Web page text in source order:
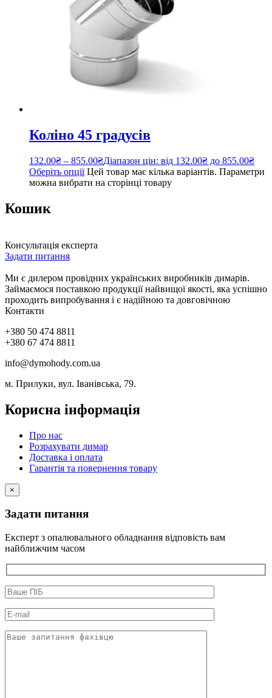
Коліно 45 градусів
132.00₴ – 855.00₴Діапазон цін: від 132.00₴ до 855.00₴
Оберіть опції Цей товар має кілька варіантів. Параметри
можна вибрати на сторінці товару
Кошик
Консультація експерта
Задати питання
Ми є дилером провідних українських виробників димарів.
Займаємося поставкою продукції найвищої якості, яка успішно
проходить випробування і є надійною та довговічною
Контакти
+380 50 474 8811
+380 67 474 8811
info@dymohody.com.ua
м. Прилуки, вул. Іванівська, 79.
Корисна інформація
Про нас
Розрахувати димар
Доставка і оплата
Гарантія та повернення товару
×
Задати питання
Експерт з опалювального обладнання відповість вам
найближчим часом